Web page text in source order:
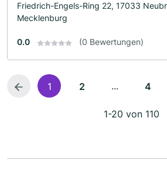
Friedrich-Engels-Ring 22, 17033
Mecklenburg
0.0 (0 Bewertungen)
1 2 ... 4
1-20 von 110